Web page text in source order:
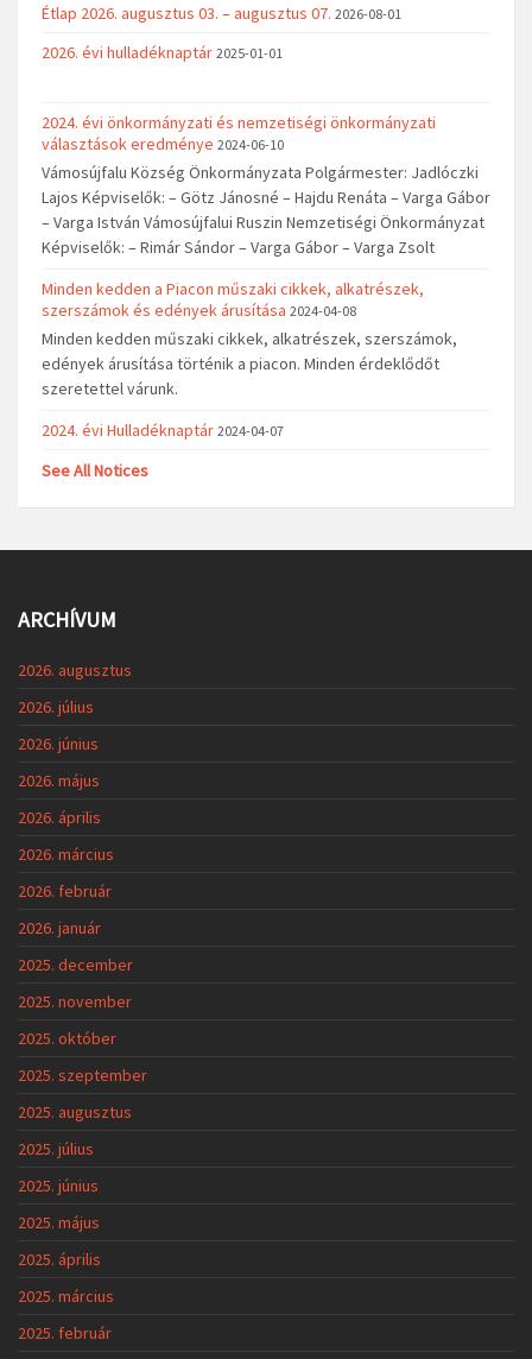
Étlap 2026. augusztus 03. – augusztus 07. 2026-08-01
2026. évi hulladéknaptár 2025-01-01
2024. évi önkormányzati és nemzetiségi önkormányzati
választások eredménye 2024-06-10
Vámosújfalu Község Önkormányzata Polgármester: Jadlóczki
Lajos Képviselők: – Götz Jánosné – Hajdu Renáta – Varga Gábor
– Varga István Vámosújfalui Ruszin Nemzetiségi Önkormányzat
Képviselők: – Rimár Sándor – Varga Gábor – Varga Zsolt
Minden kedden a Piacon műszaki cikkek, alkatrészek,
szerszámok és edények árusítása 2024-04-08
Minden kedden műszaki cikkek, alkatrészek, szerszámok,
edények árusítása történik a piacon. Minden érdeklődőt
szeretettel várunk.
2024. évi Hulladéknaptár 2024-04-07
See All Notices
ARCHÍVUM
2026. augusztus
2026. július
2026. június
2026. május
2026. április
2026. március
2026. február
2026. január
2025. december
2025. november
2025. október
2025. szeptember
2025. augusztus
2025. július
2025. június
2025. május
2025. április
2025. március
2025. február